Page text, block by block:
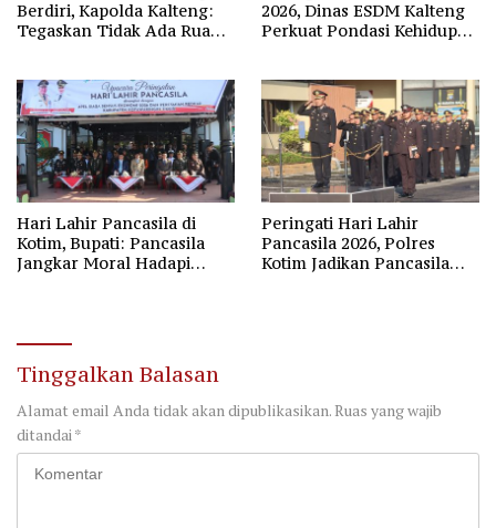
Berdiri, Kapolda Kalteng:
Tegaskan Tidak Ada Ruang
2026, Dinas ESDM Kalteng
Perkuat Pondasi Kehidupan
Hari Lahir Pancasila di
Kotim, Bupati: Pancasila
Jangkar Moral Hadapi
Peringati Hari Lahir
Pancasila 2026, Polres
Kotim Jadikan Pancasila
Tinggalkan Balasan
Alamat email Anda tidak akan dipublikasikan.Ruas yang wajib
ditandai*